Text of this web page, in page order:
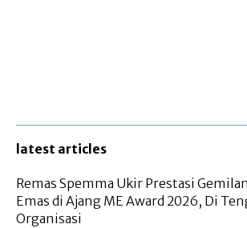
latest articles
Remas Spemma Ukir Prestasi
Emas di Ajang ME Award 2026, Di
Organisasi